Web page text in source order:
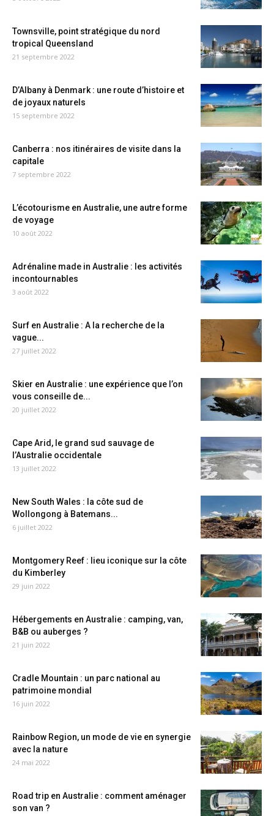
Townsville, point stratégique du nord
tropical Queensland
21 septembre 2022
D’Albany à Denmark : une route d’histoire et
de joyaux naturels
15 septembre 2022
Canberra : nos itinéraires de visite dans la
capitale
7 septembre 2022
L’écotourisme en Australie, une autre forme
de voyage
10 août 2022
Adrénaline made in Australie : les activités
incontournables
3 août 2022
Surf en Australie : A la recherche de la
vague...
27 juillet 2022
Skier en Australie : une expérience que l’on
vous conseille de...
20 juillet 2022
Cape Arid, le grand sud sauvage de
l’Australie occidentale
13 juillet 2022
New South Wales : la côte sud de
Wollongong à Batemans...
6 juillet 2022
Montgomery Reef : lieu iconique sur la côte
du Kimberley
29 juin 2022
Hébergements en Australie : camping, van,
B&B ou auberges ?
21 juin 2022
Cradle Mountain : un parc national au
patrimoine mondial
16 juin 2022
Rainbow Region, un mode de vie en synergie
avec la nature
24 mai 2022
Road trip en Australie : comment aménager
son van ?